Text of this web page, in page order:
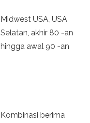
Midwest USA, USA
Selatan, akhir 80 -an
hingga awal 90 -an
Kombinasi berima